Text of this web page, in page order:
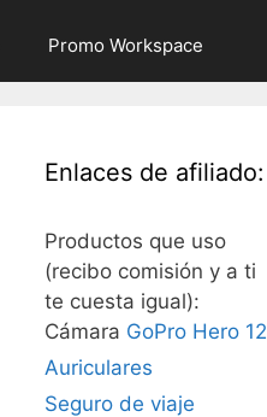
Promo Workspace
Enlaces de afiliado:
Productos que uso
(recibo comisión y a ti
te cuesta igual):
Cámara GoPro Hero 12
Auriculares
Seguro de viaje